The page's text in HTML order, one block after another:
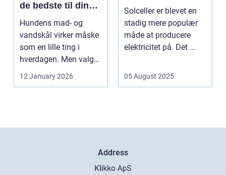
de bedste til din
hund
Hundens mad- og
vandskål virker måske
som en lille ting i
hverdagen. Men valg
af sk&arin...
12 January 2026
Solceller er blevet en
stadig mere populær
måde at producere
elektricitet på. Det ...
05 August 2025
Address